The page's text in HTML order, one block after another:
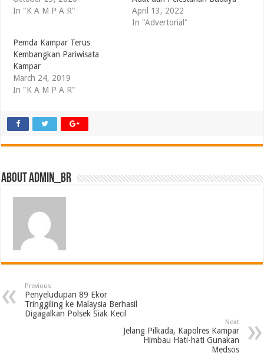
In "K A M P A R"
April 13, 2022
In "Advertorial"
Pemda Kampar Terus
Kembangkan Pariwisata
Kampar
March 24, 2019
In "K A M P A R"
About admin_br
Previous
Penyeludupan 89 Ekor
Tringgiling ke Malaysia Berhasil
Digagalkan Polsek Siak Kecil
Next
Jelang Pilkada, Kapolres Kampar
Himbau Hati-hati Gunakan
Medsos